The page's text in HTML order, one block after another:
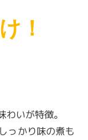
！
いが特徴。
っかり味の煮も